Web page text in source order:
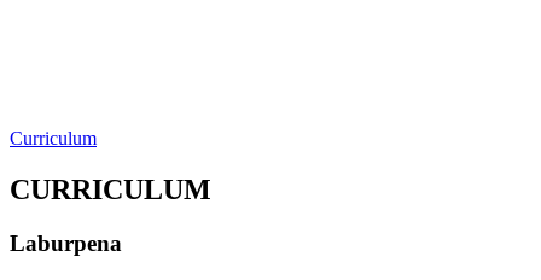
Curriculum
CURRICULUM
Laburpena